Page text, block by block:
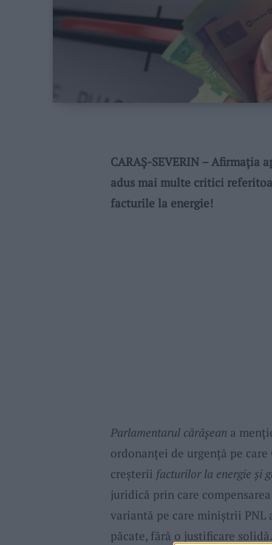
CARAȘ-SEVERIN – Afirmația
adus mai multe critici
facturile la energie!
Parlamentarul cărășean a
ordonanței de urgență pe
creșterii facturilor la energie și
juridică prin care compensarea
variantă pe care miniștrii PNL
păcate, fără o justificare